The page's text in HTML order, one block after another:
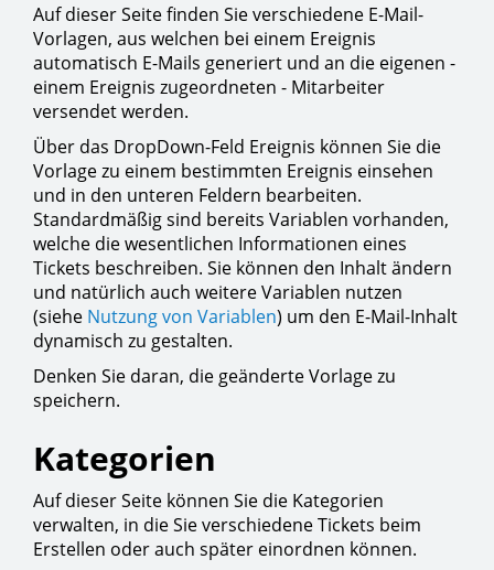
Auf dieser Seite finden Sie verschiedene E-Mail-
Vorlagen, aus welchen bei einem Ereignis
automatisch E-Mails generiert und an die eigenen -
einem Ereignis zugeordneten - Mitarbeiter
versendet werden.
Über das DropDown-Feld Ereignis können Sie die
Vorlage zu einem bestimmten Ereignis einsehen
und in den unteren Feldern bearbeiten.
Standardmäßig sind bereits Variablen vorhanden,
welche die wesentlichen Informationen eines
Tickets beschreiben. Sie können den Inhalt ändern
und natürlich auch weitere Variablen nutzen
(siehe Nutzung von Variablen) um den E-Mail-Inhalt
dynamisch zu gestalten.
Denken Sie daran, die geänderte Vorlage zu
speichern.
Kategorien
Auf dieser Seite können Sie die Kategorien
verwalten, in die Sie verschiedene Tickets beim
Erstellen oder auch später einordnen können.